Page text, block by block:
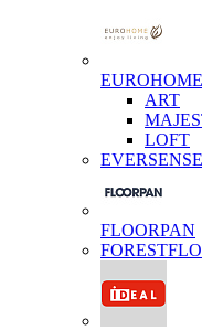
EUROHOME
ART
LOFT
EVERSENSE
FLOORPAN